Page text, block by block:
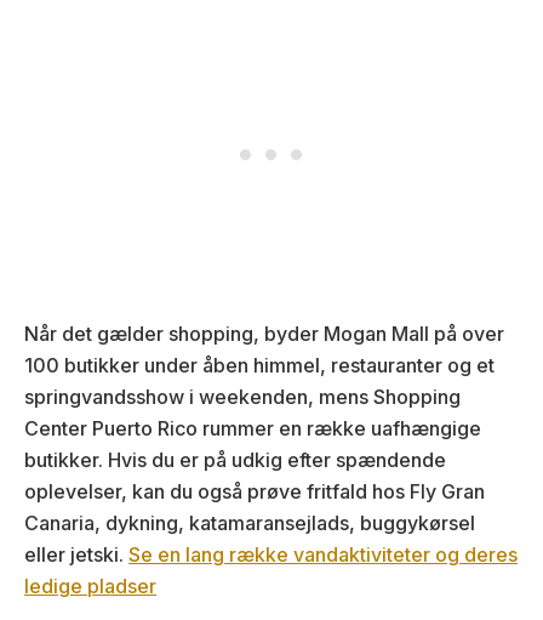
Når det gælder shopping, byder Mogan Mall på over
100 butikker under åben himmel, restauranter og et
springvandsshow i weekenden, mens Shopping
Center Puerto Rico rummer en række uafhængige
butikker. Hvis du er på udkig efter spændende
oplevelser, kan du også prøve fritfald hos Fly Gran
Canaria, dykning, katamaransejlads, buggykørsel
eller jetski. Se en lang række vandaktiviteter og deres
ledige pladser